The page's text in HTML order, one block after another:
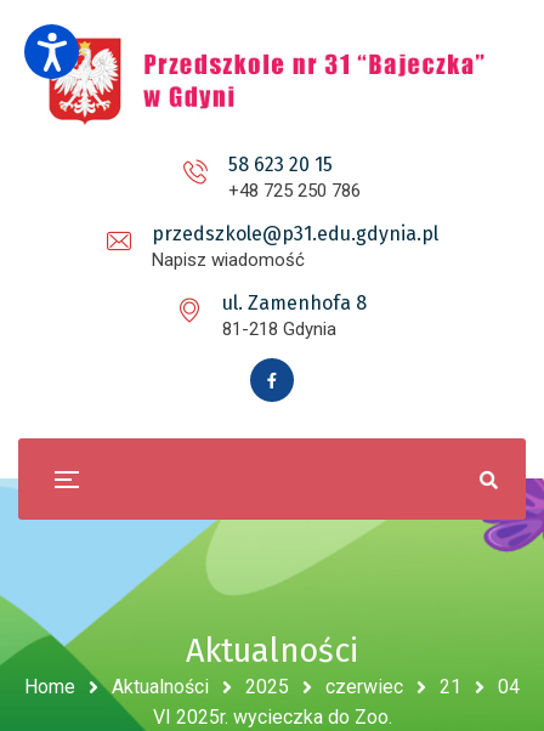
58 623 20 15
+48 725 250 786
przedszkole@p31.edu.gdynia.pl
Napisz wiadomość
ul. Zamenhofa 8
81-218 Gdynia
Aktualności
Home Aktualności 2025 czerwiec 21
04
VI 2025r. wycieczka do Zoo.